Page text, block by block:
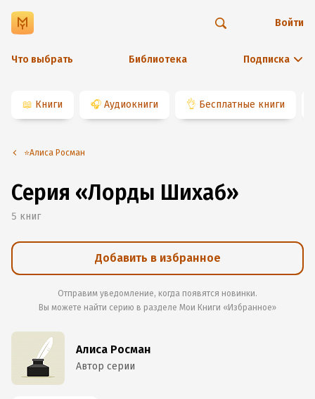
Что выбрать Библиотека Подписка
Войти
📖 Книги 🎧 Аудиокниги 👌 Бесплатные книги
⭐️Алиса Росман
Серия «Лорды Шихаб»
5 книг
Добавить в избранное
Отправим уведомление, когда появятся новинки.
Вы можете найти серию в разделе Мои Книги «Избранное»
Алиса Росман
Автор серии